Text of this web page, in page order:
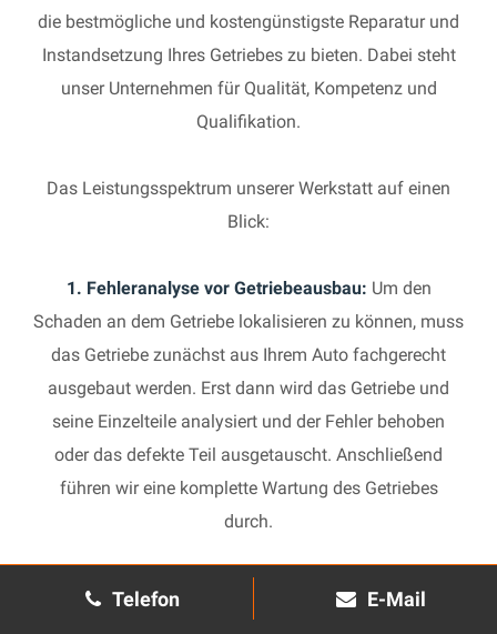
Telefon E-Mail
die bestmögliche und kostengünstigste Reparatur und
Instandsetzung Ihres Getriebes zu bieten. Dabei steht
unser Unternehmen für Qualität, Kompetenz und
Qualifikation.
Das Leistungsspektrum unserer Werkstatt auf einen
Blick:
1. Fehleranalyse vor Getriebeausbau: Um den
Schaden an dem Getriebe lokalisieren zu können, muss
das Getriebe zunächst aus Ihrem Auto fachgerecht
ausgebaut werden. Erst dann wird das Getriebe und
seine Einzelteile analysiert und der Fehler behoben
oder das defekte Teil ausgetauscht. Anschließend
führen wir eine komplette Wartung des Getriebes
durch.
2. Manuelles Getriebe:
Die Reparatur eines komplexen
Schaltgetriebes ist äußerst aufwendig und benötigt